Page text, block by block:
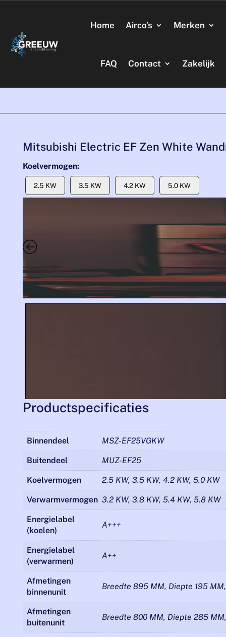
Home Airco’s Merken
FAQ Contact Zakelijk
Mitsubishi Electric EF Zen White
Koelvermogen:
2.5 KW 3.5 KW 4.2 KW 5.0 KW
Productspecificaties
Binnendeel MSZ-EF25VGKW
Buitendeel MUZ-EF25
Koelvermogen 2.5 KW, 3.5 KW, 4.2 KW, 5.0 KW
Verwarmvermogen 3.2 KW, 3.8 KW, 5.4 KW, 5.8 KW
Energielabel
(koelen)
A+++
Energielabel
(verwarmen)
A++
Afmetingen
binnenunit
Breedte 895 MM, Diepte 195
Afmetingen
buitenunit
Breedte 800 MM, Diepte 285